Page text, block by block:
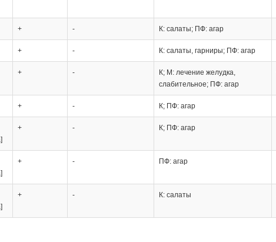
+ - К: салаты; ПФ: агар
+ - К: салаты, гарниры; ПФ: агар
+ -
К; М: лечение желудка,
слабительное; ПФ: агар
+ - К; ПФ: агар
+ - К; ПФ: агар
+ - ПФ: агар
+ - К: салаты